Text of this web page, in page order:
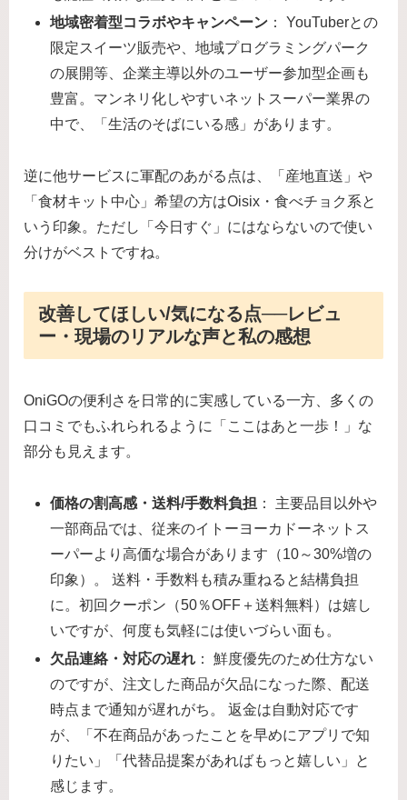
地域密着型コラボやキャンペーン ： YouTuberとの
限定スイーツ販売や、地域プログラミングパーク
の展開等、企業主導以外のユーザー参加型企画も
豊富。マンネリ化しやすいネットスーパー業界の
中で、「生活のそばにいる感」があります。
逆に他サービスに軍配のあがる点は、「産地直送」や
「食材キット中心」希望の方はOisix・食べチョク系と
いう印象。ただし「今日すぐ」にはならないので使い
分けがベストですね。
改善してほしい/気になる点──レビュ
ー・現場のリアルな声と私の感想
OniGOの便利さを日常的に実感している一方、多くの
口コミでもふれられるように「ここはあと一歩！」な
部分も見えます。
価格の割高感・送料/手数料負担 ： 主要品目以外や
一部商品では、従来のイトーヨーカドーネットス
ーパーより高価な場合があります（10～30%増の
印象）。 送料・手数料も積み重ねると結構負担
に。初回クーポン（50％OFF＋送料無料）は嬉し
いですが、何度も気軽には使いづらい面も。
欠品連絡・対応の遅れ ： 鮮度優先のため仕方ない
のですが、注文した商品が欠品になった際、配送
時点まで通知が遅れがち。 返金は自動対応です
が、「不在商品があったことを早めにアプリで知
りたい」「代替品提案があればもっと嬉しい」と
感じます。